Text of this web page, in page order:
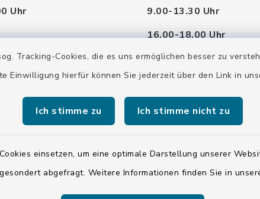
Tracking-Cookies, die es uns ermöglichen besser zu
Einwilligung hierfür können Sie jederzeit über den Link in
Ich stimme zu Ich stimme nicht zu
einsetzen, um eine optimale Darstellung unserer
abgefragt. Weitere Informationen finden Sie in
Uhr
Uhr
Uhr
Uhr
Uhr
9.00-13.30 Uhr
16.00-18.00 Uhr
Samstag:
10.00-12.00 Uhr